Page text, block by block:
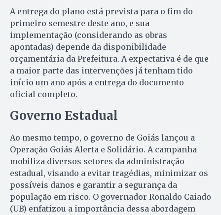
A entrega do plano está prevista para o fim do
primeiro semestre deste ano, e sua
implementação (considerando as obras
apontadas) depende da disponibilidade
orçamentária da Prefeitura. A expectativa é de que
a maior parte das intervenções já tenham tido
início um ano após a entrega do documento
oficial completo.
Governo Estadual
Ao mesmo tempo, o governo de Goiás lançou a
Operação Goiás Alerta e Solidário. A campanha
mobiliza diversos setores da administração
estadual, visando a evitar tragédias, minimizar os
possíveis danos e garantir a segurança da
população em risco. O governador Ronaldo Caiado
(UB) enfatizou a importância dessa abordagem